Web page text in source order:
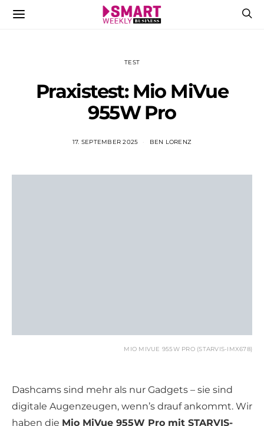
TEST
Praxistest: Mio MiVue
955W Pro
17. SEPTEMBER 2025 BEN LORENZ
MIO MIVUE 955W PRO (STARVIS-IMX678)
Dashcams sind mehr als nur Gadgets – sie sind
digitale Augenzeugen, wenn’s drauf ankommt. Wir
haben die Mio MiVue 955W Pro mit STARVIS-